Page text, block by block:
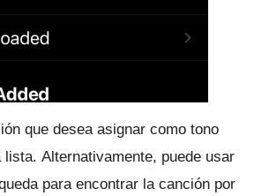
que desea asignar como tono
lista. Alternativamente, puede usar
para encontrar la canción por